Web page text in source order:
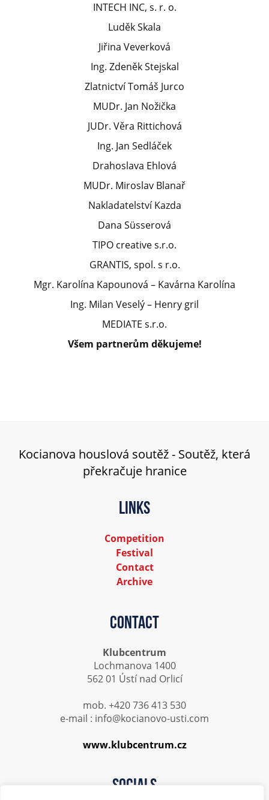
INTECH INC, s. r. o.
Luděk Skala
Jiřina Veverková
Ing. Zdeněk Stejskal
Zlatnictví Tomáš Jurco
MUDr. Jan Nožička
JUDr. Věra Rittichová
Ing. Jan Sedláček
Drahoslava Ehlová
MUDr. Miroslav Blanař
Nakladatelství Kazda
Dana Süsserová
TIPO creative s.r.o.
GRANTIS, spol. s r.o.
Mgr. Karolína Kapounová – Kavárna Karolína
Ing. Milan Veselý – Henry gril
MEDIATE s.r.o.
Všem partnerům děkujeme!
Kocianova houslová soutěž - Soutěž, která
překračuje hranice
Links
Competition
Festival
Contact
Archive
Contact
Klubcentrum
Lochmanova 1400
562 01 Ústí nad Orlicí
mob. +420 736 413 530
e-mail : info@kocianovo-usti.com
www.klubcentrum.cz
Socials